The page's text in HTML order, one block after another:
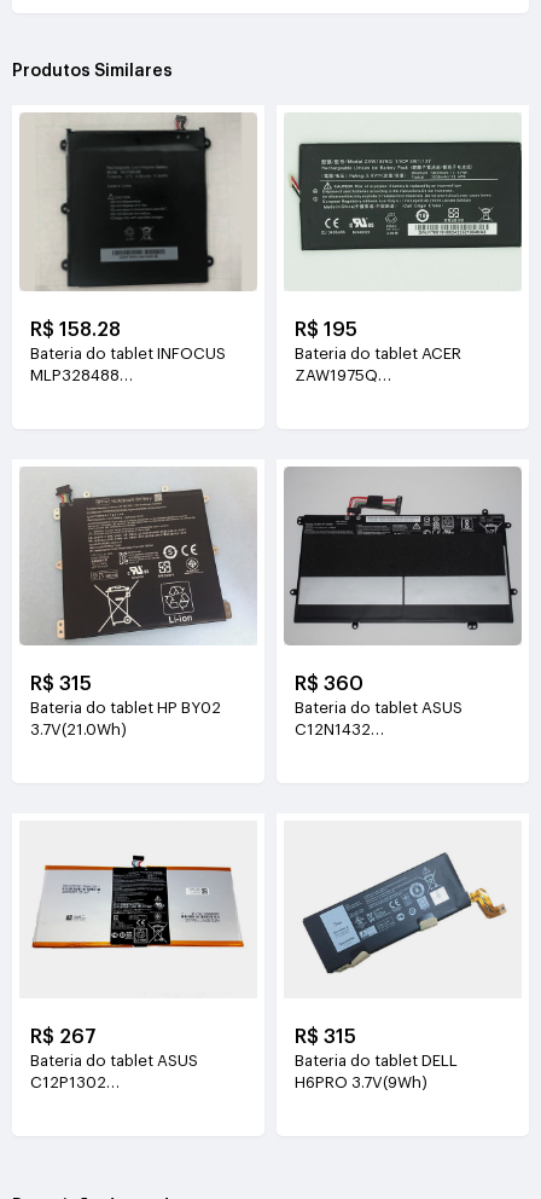
Produtos Similares
R$ 158.28
Bateria do tablet INFOCUS
MLP328488
R$ 195
Bateria do tablet ACER
ZAW1975Q
R$ 315
Bateria do tablet HP BY02
3.7V(21.0Wh)
R$ 360
Bateria do tablet ASUS
C12N1432
R$ 267
Bateria do tablet ASUS
C12P1302
R$ 315
Bateria do tablet DELL
H6PRO 3.7V(9Wh)